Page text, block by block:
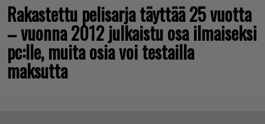
Rakastettu pelisarja täyttää 25 vuotta
– vuonna 2012 julkaistu osa ilmaiseksi
pc:lle, muita osia voi testailla
maksutta